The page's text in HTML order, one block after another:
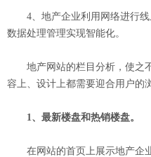
4、地产企业利用网络进行线
数据处理管理实现智能化。
地产网站的栏目分析，使之
容上、设计上都需要迎合用户的
1、最新楼盘和热销楼盘。
在网站的首页上展示地产企业